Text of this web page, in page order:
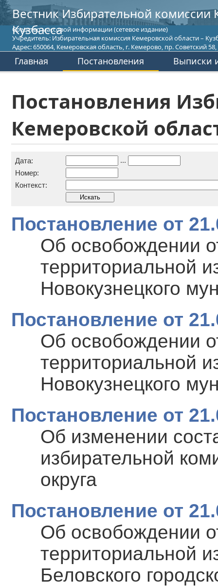
Вестник Избирательной комиссии
Кузбасса
Средство массовой информации (сетевое издание)
Учредитель: Избирательная комиссия Кемеровской области –
Адрес: 650064, Кемеровская область, г. Кемерово, пр. Советский 58,
Главная Постановления Выписки
Постановления
Кемеровской
Дата:
...
Номер:
Контекст:
Постановление от
Об освобождении
территориальной
Новокузнецкого
Постановление от
Об освобождении
территориальной
Новокузнецкого
Постановление от
Об изменении
избирательной
округа
Постановление от
Об освобождении
территориальной
Беловского